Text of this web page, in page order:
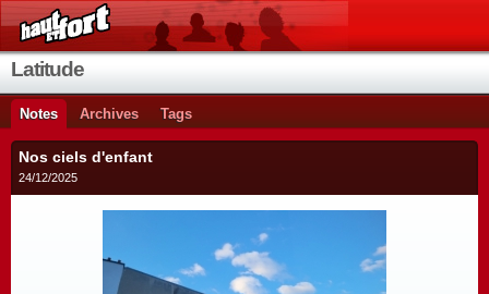
Latitude
Notes Archives Tags
Nos ciels d'enfant
24/12/2025